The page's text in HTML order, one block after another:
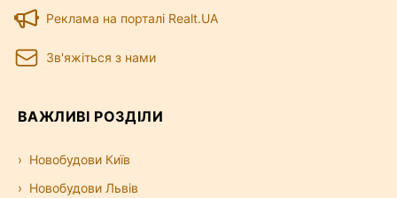
Реклама на порталі Realt.UA
Зв'яжіться з нами
ВАЖЛИВІ РОЗДІЛИ
Новобудови Київ
Новобудови Львів